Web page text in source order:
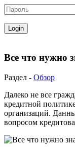
Все что нужно
Раздел - Обзор
Далеко не все
кредитной
организаций.
вопросом